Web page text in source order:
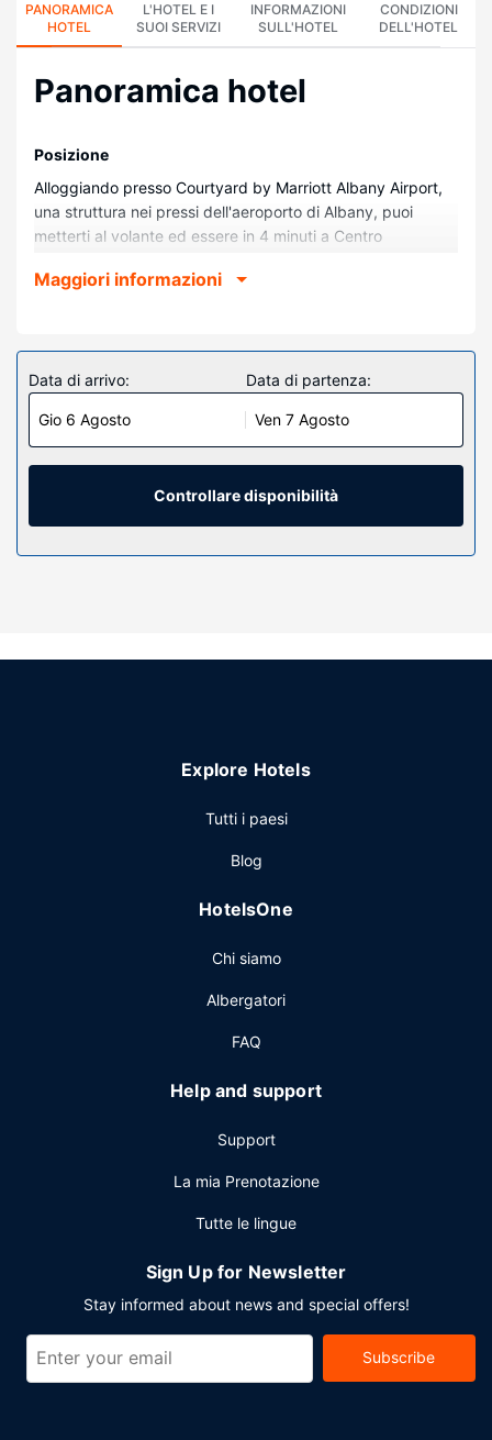
PANORAMICA
HOTEL
L'HOTEL E I
SUOI SERVIZI
INFORMAZIONI
SULL'HOTEL
CONDIZIONI
DELL'HOTEL
Panoramica hotel
Posizione
Alloggiando presso Courtyard by Marriott Albany Airport,
una struttura nei pressi dell'aeroporto di Albany, puoi
metterti al volante ed essere in 4 minuti a Centro
Mall. Questo hotel si trova a 6,4 km da University at
Rilassati in una delle 130 camere con aria condizionata
della struttura, completa di frigorifero e microonde. La
connessione Internet inclusa, wireless e via cavo, e la TV a
schermo piatto con canali via cavo sono l'ideale per
concedersi un po' di svago. Il bagno in camera dispone di
vasca o doccia, set di cortesia gratuiti e asciugacapelli. I
palestra aperta giorno e notte.
tutti i giorni a pagamento.
un pratico servizio di lavanderia e lavaggio a secco e un
ritorno) è disponibile gratuitamente 24 ore su 24.
Maggiori informazioni
Data di arrivo:
Gio 6 Agosto
Data di partenza:
Ven 7 Agosto
Controllare disponibilità
Explore Hotels
Tutti i paesi
Blog
HotelsOne
Chi siamo
Albergatori
FAQ
Help and support
Support
La mia Prenotazione
Tutte le lingue
Sign Up for Newsletter
Stay informed about news and special offers!
Subscribe